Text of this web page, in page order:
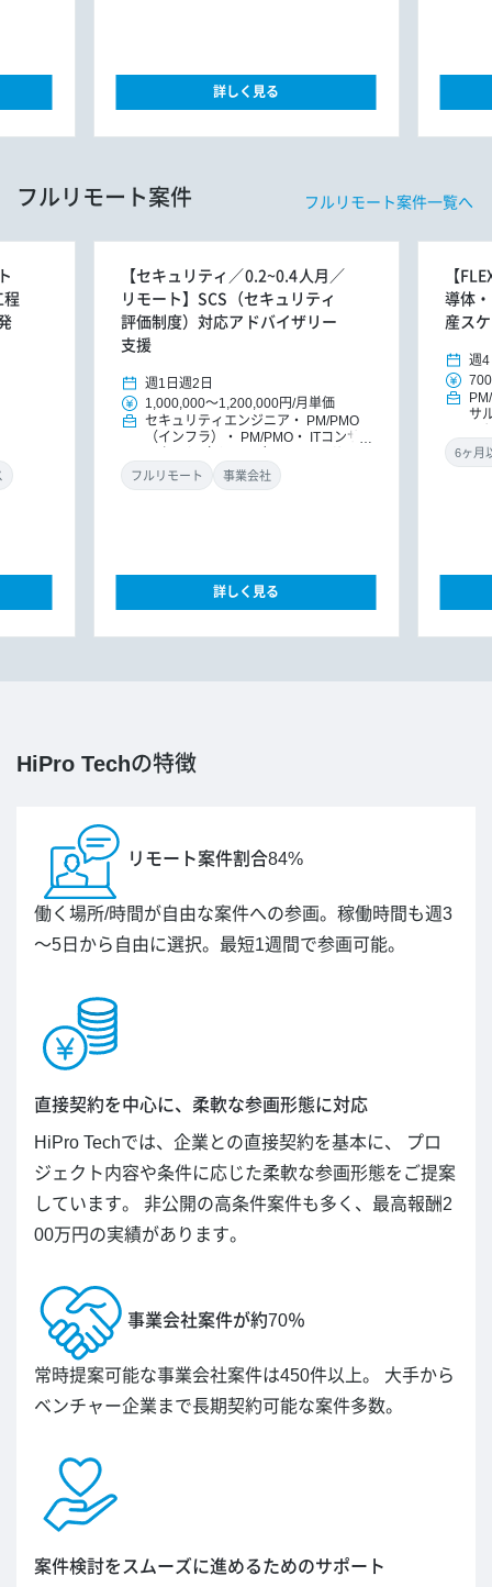
詳しく見る
フルリモート案件 フルリモート案件一覧へ
程
【セキュリティ／0.2~0.4人月／
リモート】SCS（セキュリティ
評価制度）対応アドバイザリー
支援
週1日 週2日
1,000,000～1,200,000円/月単価
セキュリティエンジニア
PM/PMO
（インフラ）
PM/PMO
ITコンサ
ント
DXコンサルタント
フルリモート 事業会社
詳しく見る
【
導体
産ス
週4
サ
HiPro Techの特徴
リモート案件割合84%
働く場所/時間が自由な案件への参画。稼働時間も週3
～5日から自由に選択。最短1週間で参画可能。
直接契約を中心に、柔軟な参画形態に対応
HiPro Techでは、企業との直接契約を基本に、 プロ
ジェクト内容や条件に応じた柔軟な参画形態をご提案
しています。 非公開の高条件案件も多く、最高報酬2
00万円の実績があります。
事業会社案件が約70％
常時提案可能な事業会社案件は450件以上。 大手から
ベンチャー企業まで長期契約可能な案件多数。
案件検討をスムーズに進めるためのサポート